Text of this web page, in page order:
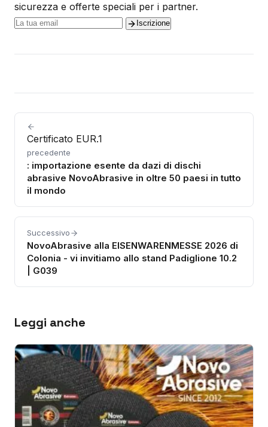
sicurezza e offerte speciali per i partner.
Iscrizione
Certificato EUR.1
precedente
: importazione esente da dazi di dischi
abrasive NovoAbrasive in oltre 50 paesi in tutto
il mondo
Successivo
NovoAbrasive alla EISENWARENMESSE 2026 di
Colonia - vi invitiamo allo stand Padiglione 10.2
| G039
Leggi anche